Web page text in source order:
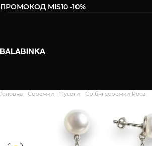
ПРОМОКОД MIS10 -10%
Головна Сережки Пусети Срібні сережки Роса
Дякуємо. Ваш відгук
відправлено на модерацію
відправлено СМС про наявність в